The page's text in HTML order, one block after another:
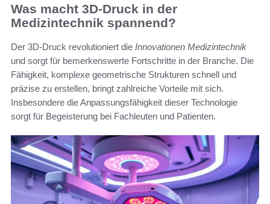
Was macht 3D-Druck in der
Medizintechnik spannend?
Der 3D-Druck revolutioniert die Innovationen Medizintechnik
und sorgt für bemerkenswerte Fortschritte in der Branche. Die
Fähigkeit, komplexe geometrische Strukturen schnell und
präzise zu erstellen, bringt zahlreiche Vorteile mit sich.
Insbesondere die Anpassungsfähigkeit dieser Technologie
sorgt für Begeisterung bei Fachleuten und Patienten.